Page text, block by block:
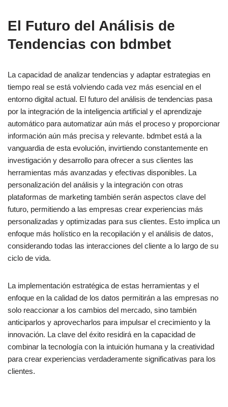
El Futuro del Análisis de
Tendencias con bdmbet
La capacidad de analizar tendencias y adaptar estrategias en
tiempo real se está volviendo cada vez más esencial en el
entorno digital actual. El futuro del análisis de tendencias pasa
por la integración de la inteligencia artificial y el aprendizaje
automático para automatizar aún más el proceso y proporcionar
información aún más precisa y relevante. bdmbet está a la
vanguardia de esta evolución, invirtiendo constantemente en
investigación y desarrollo para ofrecer a sus clientes las
herramientas más avanzadas y efectivas disponibles. La
personalización del análisis y la integración con otras
plataformas de marketing también serán aspectos clave del
futuro, permitiendo a las empresas crear experiencias más
personalizadas y optimizadas para sus clientes. Esto implica un
enfoque más holístico en la recopilación y el análisis de datos,
considerando todas las interacciones del cliente a lo largo de su
ciclo de vida.
La implementación estratégica de estas herramientas y el
enfoque en la calidad de los datos permitirán a las empresas no
solo reaccionar a los cambios del mercado, sino también
anticiparlos y aprovecharlos para impulsar el crecimiento y la
innovación. La clave del éxito residirá en la capacidad de
combinar la tecnología con la intuición humana y la creatividad
para crear experiencias verdaderamente significativas para los
clientes.